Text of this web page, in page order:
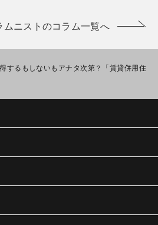
ムニストのコラム一覧へ
得するもしないもアナタ次第？「賃貸併用住